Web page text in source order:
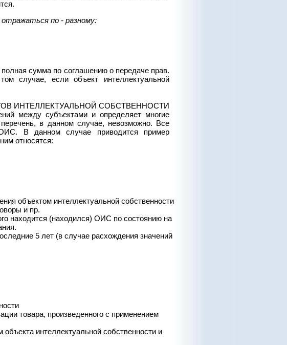
по - разному:
сумма по соглашению о передаче прав.
случае, если объект интеллектуальной
ИНТЕЛЛЕКТУАЛЬНОЙ СОБСТВЕННОСТИ
между субъектами и определяет многие
в данном случае, невозможно. Все
В данном случае приводится пример
относятся:
объектом интеллектуальной собственности
и пр.
находится (находился) ОИС по состоянию на
5 лет (в случае расхождения значений
товара, произведенного с применением
интеллектуальной собственности и